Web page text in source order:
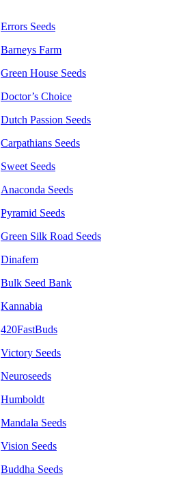
Errors Seeds
Barneys Farm
Green House Seeds
Doctor’s Choice
Dutch Passion Seeds
Carpathians Seeds
Sweet Seeds
Anaconda Seeds
Pyramid Seeds
Green Silk Road Seeds
Dinafem
Bulk Seed Bank
Kannabia
420FastBuds
Victory Seeds
Neuroseeds
Humboldt
Mandala Seeds
Vision Seeds
Buddha Seeds